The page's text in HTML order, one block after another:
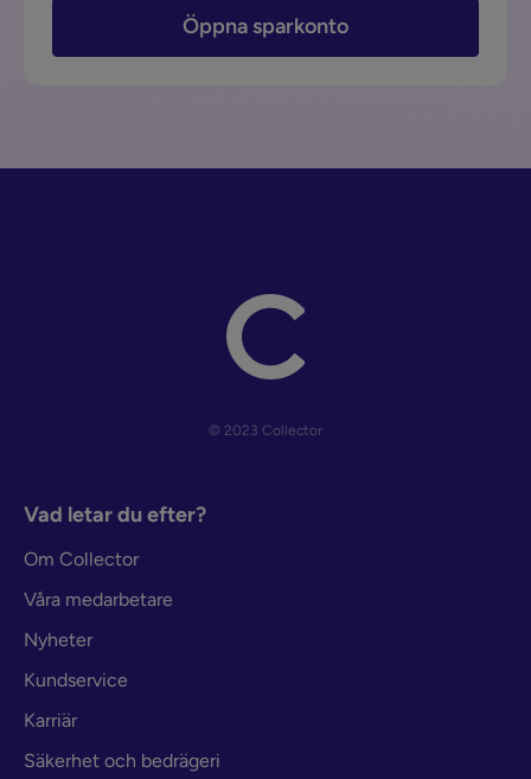
Öppna sparkonto
© 2023 Collector
Vad letar du efter?
Om Collector
Våra medarbetare
Nyheter
Kundservice
Karriär
Säkerhet och bedrägeri